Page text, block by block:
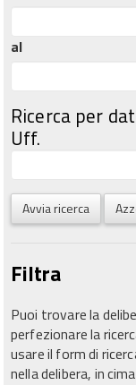
al
Ricerca per
Uff.
Avvia ricerca
Filtra
Puoi trovare la
perfezionare la
usare il form di
nella delibera, in